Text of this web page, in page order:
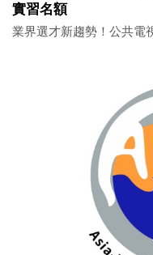
實習名額
業界選才新趨勢！公共電